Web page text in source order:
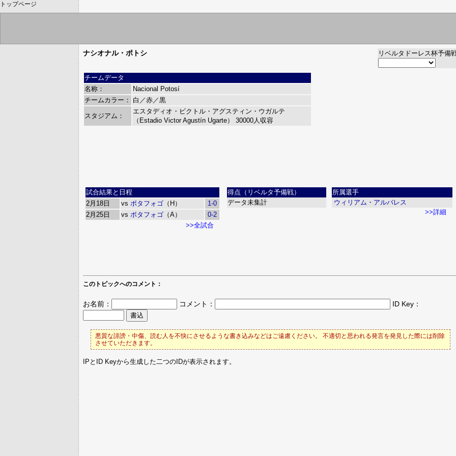
トップページ
リベルタドーレス杯予備
ナシオナル・ポトシ
チームデータ
名称：
Nacional Potosí
チームカラー：
白／赤／黒
スタジアム：
エスタディオ・ビクトル・アグスティン・ウガルテ
（Estadio Victor Agustín Ugarte） 30000人収容
試合結果と日程
2月18日
vs ボタフォゴ （H）
1-0
2月25日
vs ボタフォゴ （A）
0-2
>>全試合
得点（リベルタ予備戦）
データ未集計
所属選手
ウィリアム・アルバレス
>>詳細
このトピックへのコメント：
お名前： コメント： ID Key：
悪質な誹謗・中傷、読む人を不快にさせるような書き込みなどはご遠慮ください。 不適切と思われる発言を発見した際には削除
させていただきます。
IPとID Keyから生成した二つのIDが表示されます。